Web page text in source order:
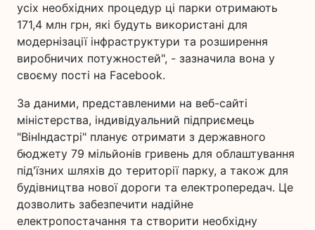
усіх необхідних процедур ці парки отримають
171,4 млн грн, які будуть використані для
модернізації інфраструктури та розширення
виробничих потужностей", - зазначила вона у
своєму пості на Facebook.
За даними, представленими на веб-сайті
міністерства, індивідуальний підприємець
"ВінІндастрі" планує отримати з державного
бюджету 79 мільйонів гривень для облаштування
під'їзних шляхів до території парку, а також для
будівництва нової дороги та електропередач. Це
дозволить забезпечити надійне
електропостачання та створити необхідну